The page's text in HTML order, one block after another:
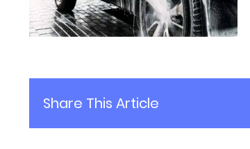
Share This Article